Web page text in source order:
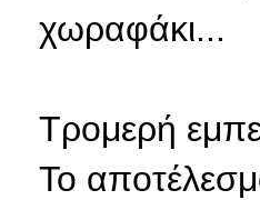
χωραφάκι...
Τρομερή
Το